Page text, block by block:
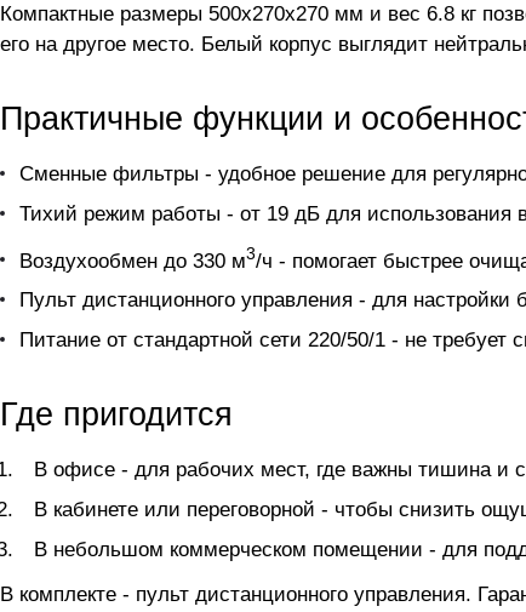
Компактные размеры 500x270x270 мм и вес 6.8 кг
его на другое место. Белый корпус выглядит
Практичные функции и
Сменные фильтры - удобное решение для
Тихий режим работы - от 19 дБ для использования
Воздухообмен до 330 м3/ч - помогает быстрее
Пульт дистанционного управления - для настройки
Питание от стандартной сети 220/50/1 - не требует
Где пригодится
В офисе - для рабочих мест, где важны тишина и
В кабинете или переговорной - чтобы снизить
В небольшом коммерческом помещении - для
В комплекте - пульт дистанционного управления.